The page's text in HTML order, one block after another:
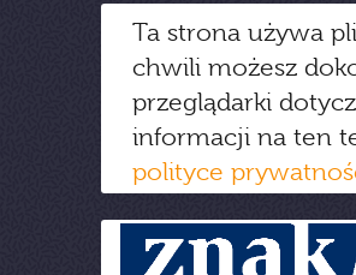
Ta strona używa
chwili możesz
przeglądarki
informacji na ten
polityce